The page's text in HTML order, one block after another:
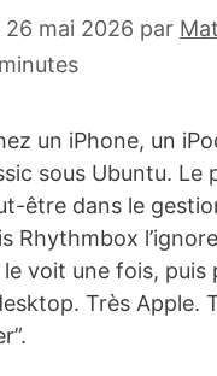
26 mai 2026 24
par
un iPhone, un
sous Ubuntu. Le
être dans le
Rhythmbox
voit une fois, puis
Très Apple.